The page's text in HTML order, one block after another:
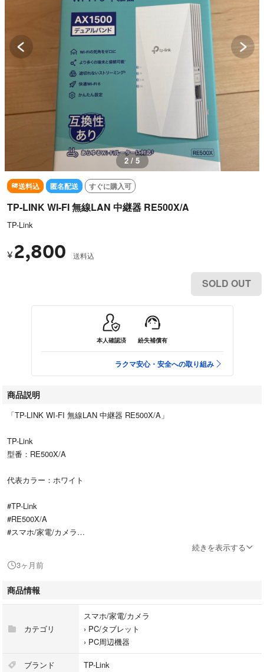
2 / 5
送料込 匿名配送 すぐに購入可
TP-LINK WI-FI 無線LAN 中継器 RE500X/A
TP-Link
¥ 2,800 送料込
SOLD OUT
本人確認済 紛失補償有
ラクマ安心・安全への取り組み
商品説明
「TP-LINK WI-FI 無線LAN 中継器 RE500X/A」
TP-Link
型番：RE500X/A
代表カラー：ホワイト
#TP-Link
#RE500X/A
#スマホ/家電/カメラ
続きを表示する
3ヶ月前
商品情報
カテゴリ
スマホ/家電/カメラ
› PC/タブレット
› PC周辺機器
ブランド TP-Link